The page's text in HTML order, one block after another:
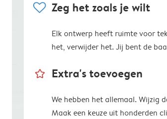
heart Zeg het zoals je wilt
Elk ontwerp heeft ruimte voor
het, verwijder het. Jij bent de
star_outline Extra's toevoegen
We hebben het allemaal. Wijzig
Maak een keuze uit honderden